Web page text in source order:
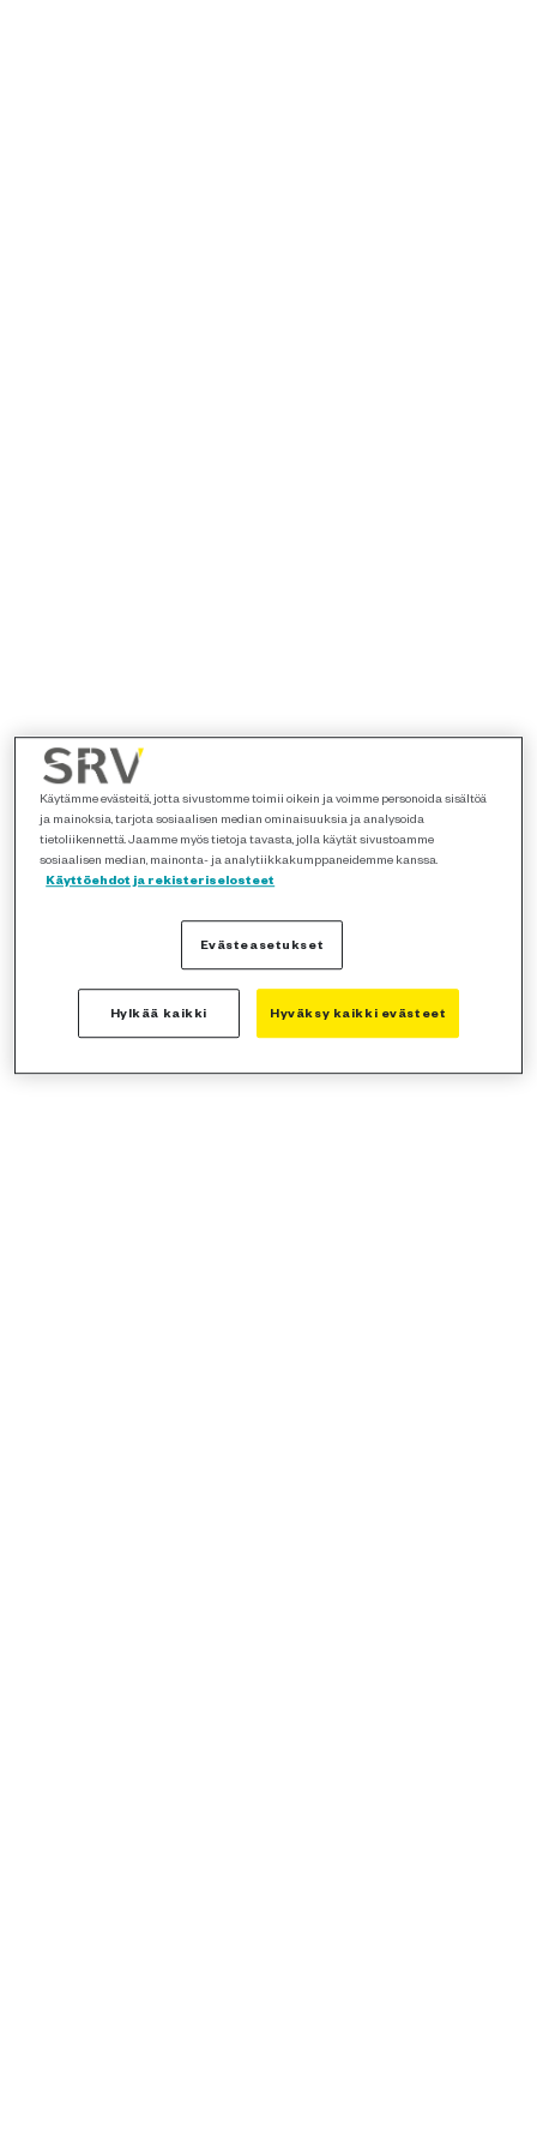
Käytämme evästeitä, jotta sivustomme toimii oikein ja voimme personoida sisältöä
ja mainoksia, tarjota sosiaalisen median ominaisuuksia ja analysoida
tietoliikennettä. Jaamme myös tietoja tavasta, jolla käytät sivustoamme
sosiaalisen median, mainonta- ja analytiikkakumppaneidemme kanssa.
Käyttöehdot ja rekisteriselosteet
Evästeasetukset
Hylkää kaikki Hyväksy kaikki evästeet